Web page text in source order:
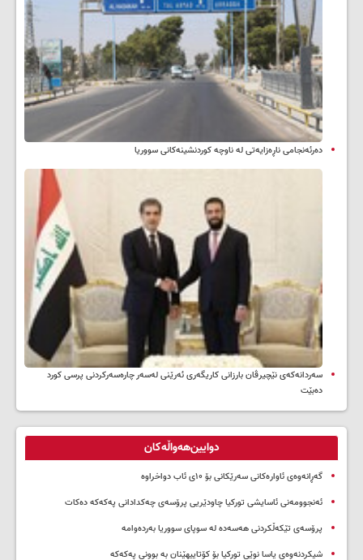
دەرئەنجامی ناڕەزایەتی لە ناوچە کوردنشینەکانی سووریا
سه‌ردانه‌کەی نێچیرڤان بارزانی كاریگه‌ری ئه‌رێنی له‌سه‌ر چاره‌سه‌ركردنی پرسی كورد
ده‌بێت
دوایین‌هەواڵەکان
گەڕانەوەی ئاوارەکانی سەرێکانی بۆ ۱۰ی ئاب دواخراوە
ئەنجوومەنی ئاسایشی تورکیا چاودێریی پرۆسەی چەکدادانی پەکەکە دەکات
پرۆسەی تێکەڵکردنی هەسەدە لە سوپای سووریا بەردەوامە
شیکردنەوەی یاسا نوێی تورکیا بۆ کۆتاییهێنان بە بوونی پەکەکە